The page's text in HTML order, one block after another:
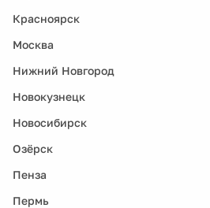
Красноярск
Москва
Нижний Новгород
Новокузнецк
Новосибирск
Озёрск
Пенза
Пермь